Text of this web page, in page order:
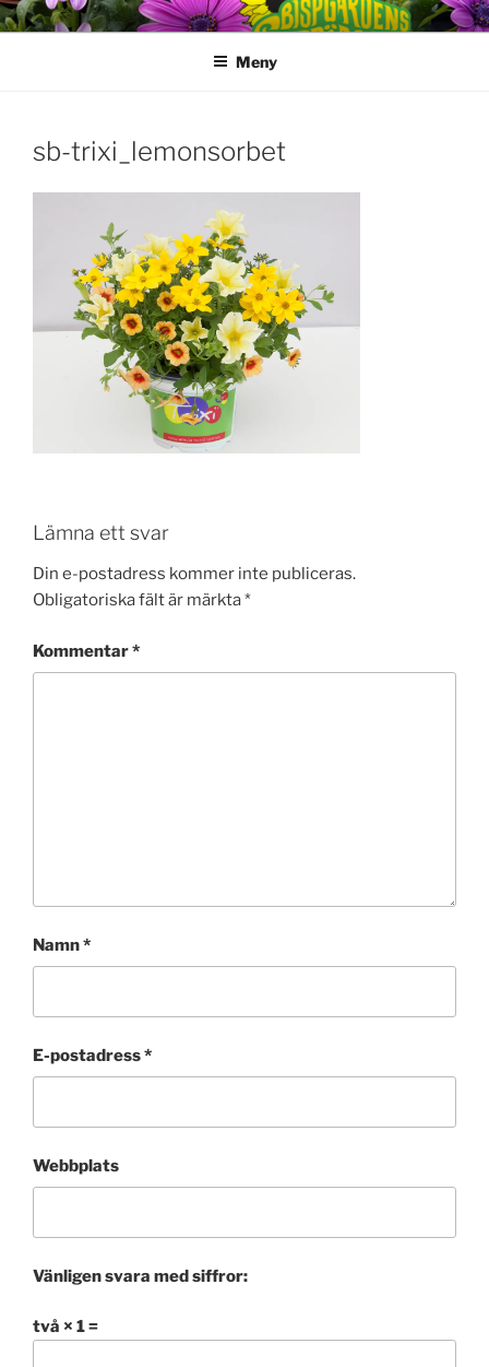
Hoppa
till
Meny
sb-trixi_lemonsorbet
Lämna ett svar
Din e-postadress kommer inte publiceras.
Obligatoriska fält är märkta*
Kommentar*
Namn*
E-postadress*
Webbplats
Vänligen svara med siffror:
två × 1 =